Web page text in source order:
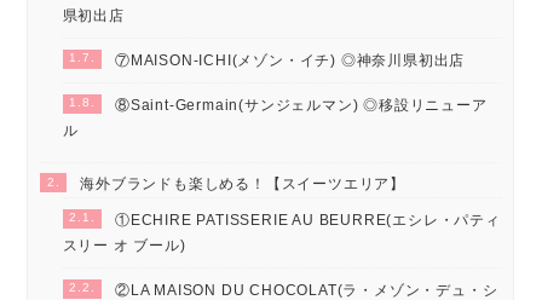
県初出店
1.7. ⑦MAISON-ICHI(メゾン・イチ) ◎神奈川県初出店
1.8.
⑧Saint-Germain(サンジェルマン) ◎移設リニューア
ル
2. 海外ブランドも楽しめる！【スイーツエリア】
2.1.
①ECHIRE PATISSERIE AU BEURRE(エシレ・パティ
スリー オ ブール)
2.2.
②LA MAISON DU CHOCOLAT(ラ・メゾン・デュ・シ